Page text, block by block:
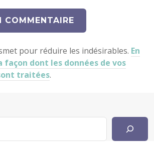
pour réduire les indésirables. En
façon dont les données de vos
traitées.